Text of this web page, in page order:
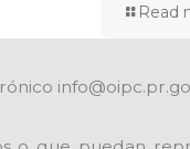
Read